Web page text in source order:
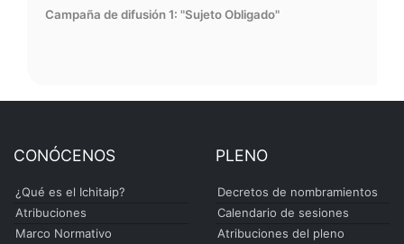
Campaña de difusión 1: "Sujeto Obligado"
CONÓCENOS
¿Qué es el Ichitaip?
Atribuciones
Marco Normativo
PLENO
Decretos de nombramientos
Calendario de sesiones
Atribuciones del pleno